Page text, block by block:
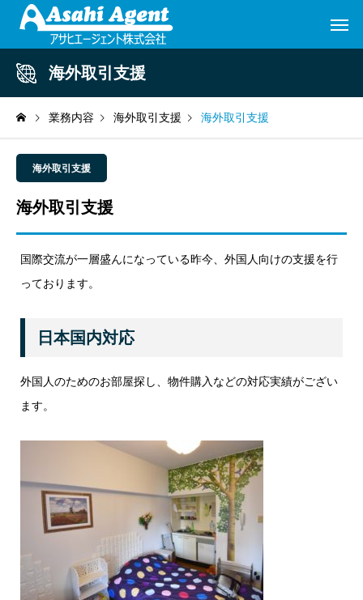
海外取引支援
業務内容 海外取引支援 海外取引支援
海外取引支援
海外取引支援
国際交流が一層盛んになっている昨今、外国人向けの支援を行
っております。
日本国内対応
外国人のためのお部屋探し、物件購入などの対応実績がござい
ます。